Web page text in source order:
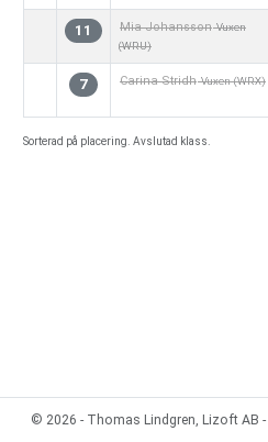
11 Mia Johansson Vuxen
(WRU)
7 Carina Stridh Vuxen (WRX)
Sorterad på placering. Avslutad klass.
© 2026 - Thomas Lindgren, Lizoft AB -